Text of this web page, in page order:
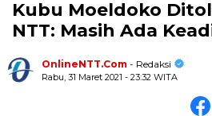
Kubu Moeldoko
NTT: Masih Ada
OnlineNTT.Com - Redaksi
Rabu, 31 Maret 2021 - 23:32 WITA